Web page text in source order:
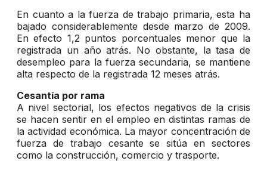
En cuanto a la fuerza de trabajo primaria, esta ha
bajado considerablemente desde marzo de 2009.
En efecto 1,2 puntos porcentuales menor que la
registrada un año atrás. No obstante, la tasa de
desempleo para la fuerza secundaria, se mantiene
alta respecto de la registrada 12 meses atrás.
Cesantía por rama
A nivel sectorial, los efectos negativos de la crisis
se hacen sentir en el empleo en distintas ramas de
la actividad económica. La mayor concentración de
fuerza de trabajo cesante se sitúa en sectores
como la construcción, comercio y trasporte.